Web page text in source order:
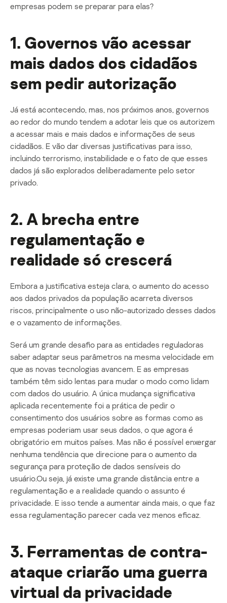
empresas podem se preparar para elas?
1. Governos vão acessar
mais dados dos cidadãos
sem pedir autorização
Já está acontecendo, mas, nos próximos anos, governos
ao redor do mundo tendem a adotar leis que os autorizem
a acessar mais e mais dados e informações de seus
cidadãos. E vão dar diversas justificativas para isso,
incluindo terrorismo, instabilidade e o fato de que esses
dados já são explorados deliberadamente pelo setor
privado.
2. A brecha entre
regulamentação e
realidade só crescerá
Embora a justificativa esteja clara, o aumento do acesso
aos dados privados da população acarreta diversos
riscos, principalmente o uso não-autorizado desses dados
e o vazamento de informações.
Será um grande desafio para as entidades reguladoras
saber adaptar seus parâmetros na mesma velocidade em
que as novas tecnologias avancem. E as empresas
também têm sido lentas para mudar o modo como lidam
com dados do usuário. A única mudança significativa
aplicada recentemente foi a prática de pedir o
consentimento dos usuários sobre as formas como as
empresas poderiam usar seus dados, o que agora é
obrigatório em muitos países. Mas não é possível enxergar
nenhuma tendência que direcione para o aumento da
segurança para proteção de dados sensíveis do
usuário.Ou seja, já existe uma grande distância entre a
regulamentação e a realidade quando o assunto é
privacidade. E isso tende a aumentar ainda mais, o que faz
essa regulamentação parecer cada vez menos eficaz.
3. Ferramentas de contra-
ataque criarão uma guerra
virtual da privacidade